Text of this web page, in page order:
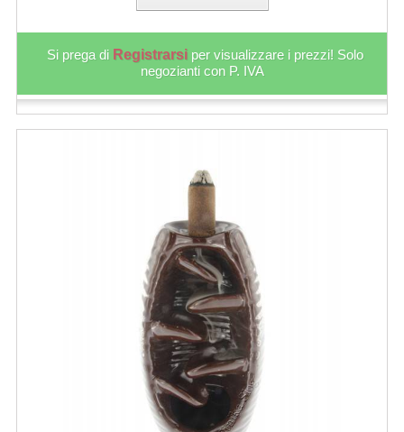
Si prega di Registrarsi per visualizzare i prezzi! Solo
negozianti con P. IVA